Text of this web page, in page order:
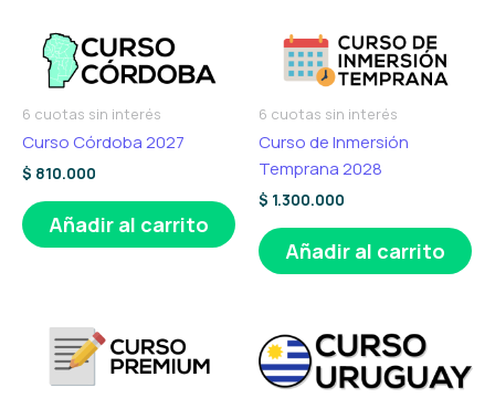
6 cuotas sin interés
Curso Córdoba 2027
$ 810.000
Añadir al carrito
6 cuotas sin interés
Curso de Inmersión
Temprana 2028
$ 1.300.000
Añadir al carrito